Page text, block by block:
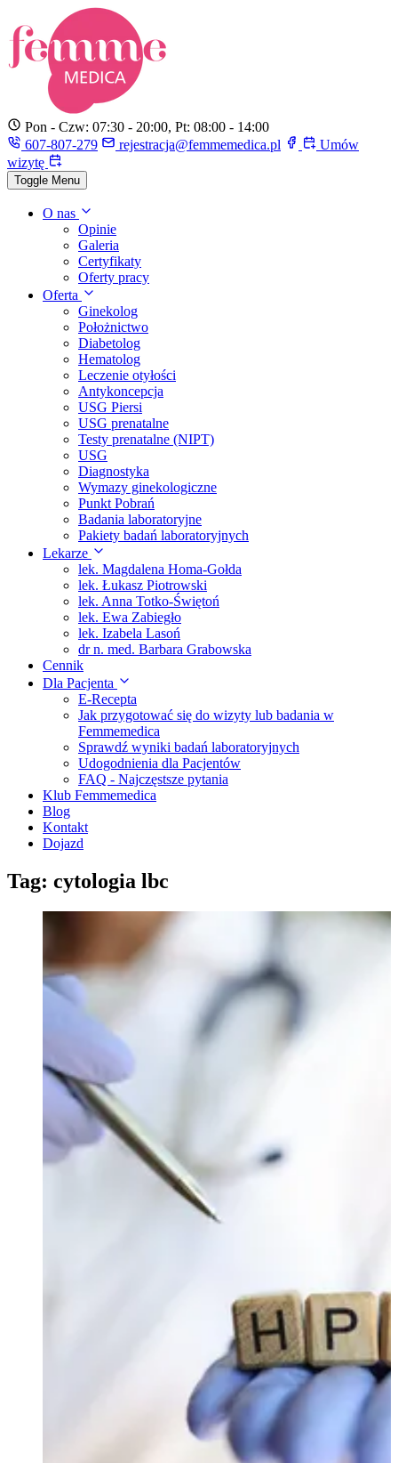
Pon - Czw: 07:30 - 20:00, Pt: 08:00 - 14:00
607-807-279
rejestracja@femmemedica.pl
Umów
wizytę
Toggle Menu
O nas
Opinie
Galeria
Certyfikaty
Oferty pracy
Oferta
Ginekolog
Położnictwo
Diabetolog
Hematolog
Leczenie otyłości
Antykoncepcja
USG Piersi
USG prenatalne
Testy prenatalne (NIPT)
USG
Diagnostyka
Wymazy ginekologiczne
Punkt Pobrań
Badania laboratoryjne
Pakiety badań laboratoryjnych
Lekarze
lek. Magdalena Homa-Gołda
lek. Łukasz Piotrowski
lek. Anna Totko-Świętoń
lek. Ewa Zabiegło
lek. Izabela Lasoń
dr n. med. Barbara Grabowska
Cennik
Dla Pacjenta
E-Recepta
Jak przygotować się do wizyty lub badania w
Femmemedica
Sprawdź wyniki badań laboratoryjnych
Udogodnienia dla Pacjentów
FAQ - Najczęstsze pytania
Klub Femmemedica
Blog
Kontakt
Dojazd
Tag: cytologia lbc